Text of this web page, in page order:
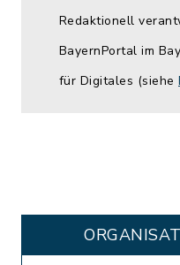
Redaktionell
BayernPortal im
für Digitales (siehe